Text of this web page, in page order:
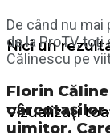
Nici un
Vizualizați
De când nu
de la ProTV,
Călinescu pe
Florin
uimitor.